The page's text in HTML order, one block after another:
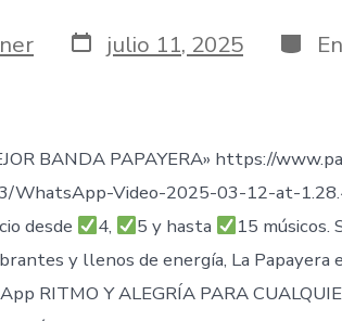
Fecha
de
julio 11, 2025 En
BANDA PAPAYERA» https://
WhatsApp-Video-2025-03-12-at-
desde
4, 5 y hasta
15 músicos.
y llenos de energía, La Papayera
RITMO Y ALEGRÍA PARA